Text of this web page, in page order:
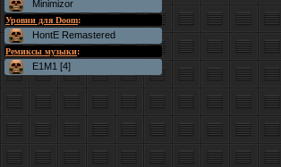
Minimizor
Уровни для Doom:
HontE Remastered
Ремиксы музыки:
E1M1 [4]